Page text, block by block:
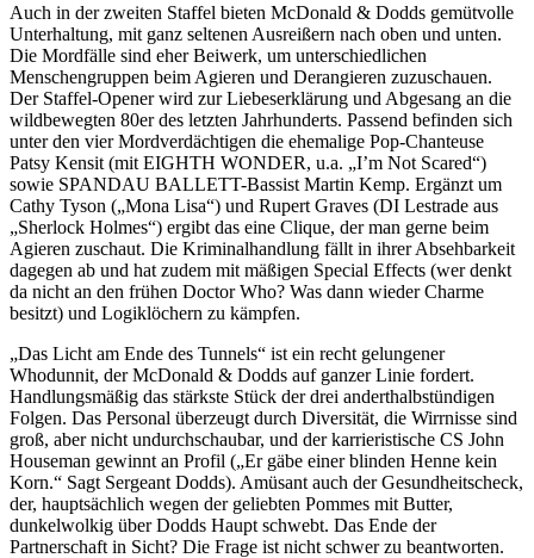
Auch in der zweiten Staffel bieten McDonald & Dodds gemütvolle
Unterhaltung, mit ganz seltenen Ausreißern nach oben und unten.
Die Mordfälle sind eher Beiwerk, um unterschiedlichen
Menschengruppen beim Agieren und Derangieren zuzuschauen.
Der Staffel-Opener wird zur Liebeserklärung und Abgesang an die
wildbewegten 80er des letzten Jahrhunderts. Passend befinden sich
unter den vier Mordverdächtigen die ehemalige Pop-Chanteuse
Patsy Kensit (mit EIGHTH WONDER, u.a. „I’m Not Scared“)
sowie SPANDAU BALLETT-Bassist Martin Kemp. Ergänzt um
Cathy Tyson („Mona Lisa“) und Rupert Graves (DI Lestrade aus
„Sherlock Holmes“) ergibt das eine Clique, der man gerne beim
Agieren zuschaut. Die Kriminalhandlung fällt in ihrer Absehbarkeit
dagegen ab und hat zudem mit mäßigen Special Effects (wer denkt
da nicht an den frühen Doctor Who? Was dann wieder Charme
besitzt) und Logiklöchern zu kämpfen.
„Das Licht am Ende des Tunnels“ ist ein recht gelungener
Whodunnit, der McDonald & Dodds auf ganzer Linie fordert.
Handlungsmäßig das stärkste Stück der drei anderthalbstündigen
Folgen. Das Personal überzeugt durch Diversität, die Wirrnisse sind
groß, aber nicht undurchschaubar, und der karrieristische CS John
Houseman gewinnt an Profil („Er gäbe einer blinden Henne kein
Korn.“ Sagt Sergeant Dodds). Amüsant auch der Gesundheitscheck,
der, hauptsächlich wegen der geliebten Pommes mit Butter,
dunkelwolkig über Dodds Haupt schwebt. Das Ende der
Partnerschaft in Sicht? Die Frage ist nicht schwer zu beantworten.